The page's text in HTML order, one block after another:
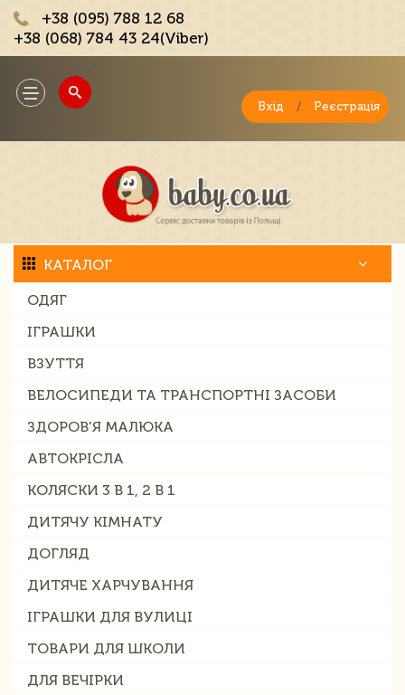
+38 (095) 788 12 68
+38 (068) 784 43 24(Viber)
Toggle
navigation
Вхід / Реєстрація
КАТАЛОГ
ОДЯГ
ІГРАШКИ
ВЗУТТЯ
ВЕЛОСИПЕДИ ТА ТРАНСПОРТНІ ЗАСОБИ
ЗДОРОВ'Я МАЛЮКА
АВТОКРІСЛА
КОЛЯСКИ 3 В 1, 2 В 1
ДИТЯЧУ КІМНАТУ
ДОГЛЯД
ДИТЯЧЕ ХАРЧУВАННЯ
ІГРАШКИ ДЛЯ ВУЛИЦІ
ТОВАРИ ДЛЯ ШКОЛИ
ДЛЯ ВЕЧІРКИ